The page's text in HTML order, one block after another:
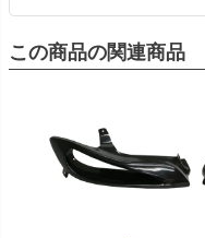
この商品の関連商品